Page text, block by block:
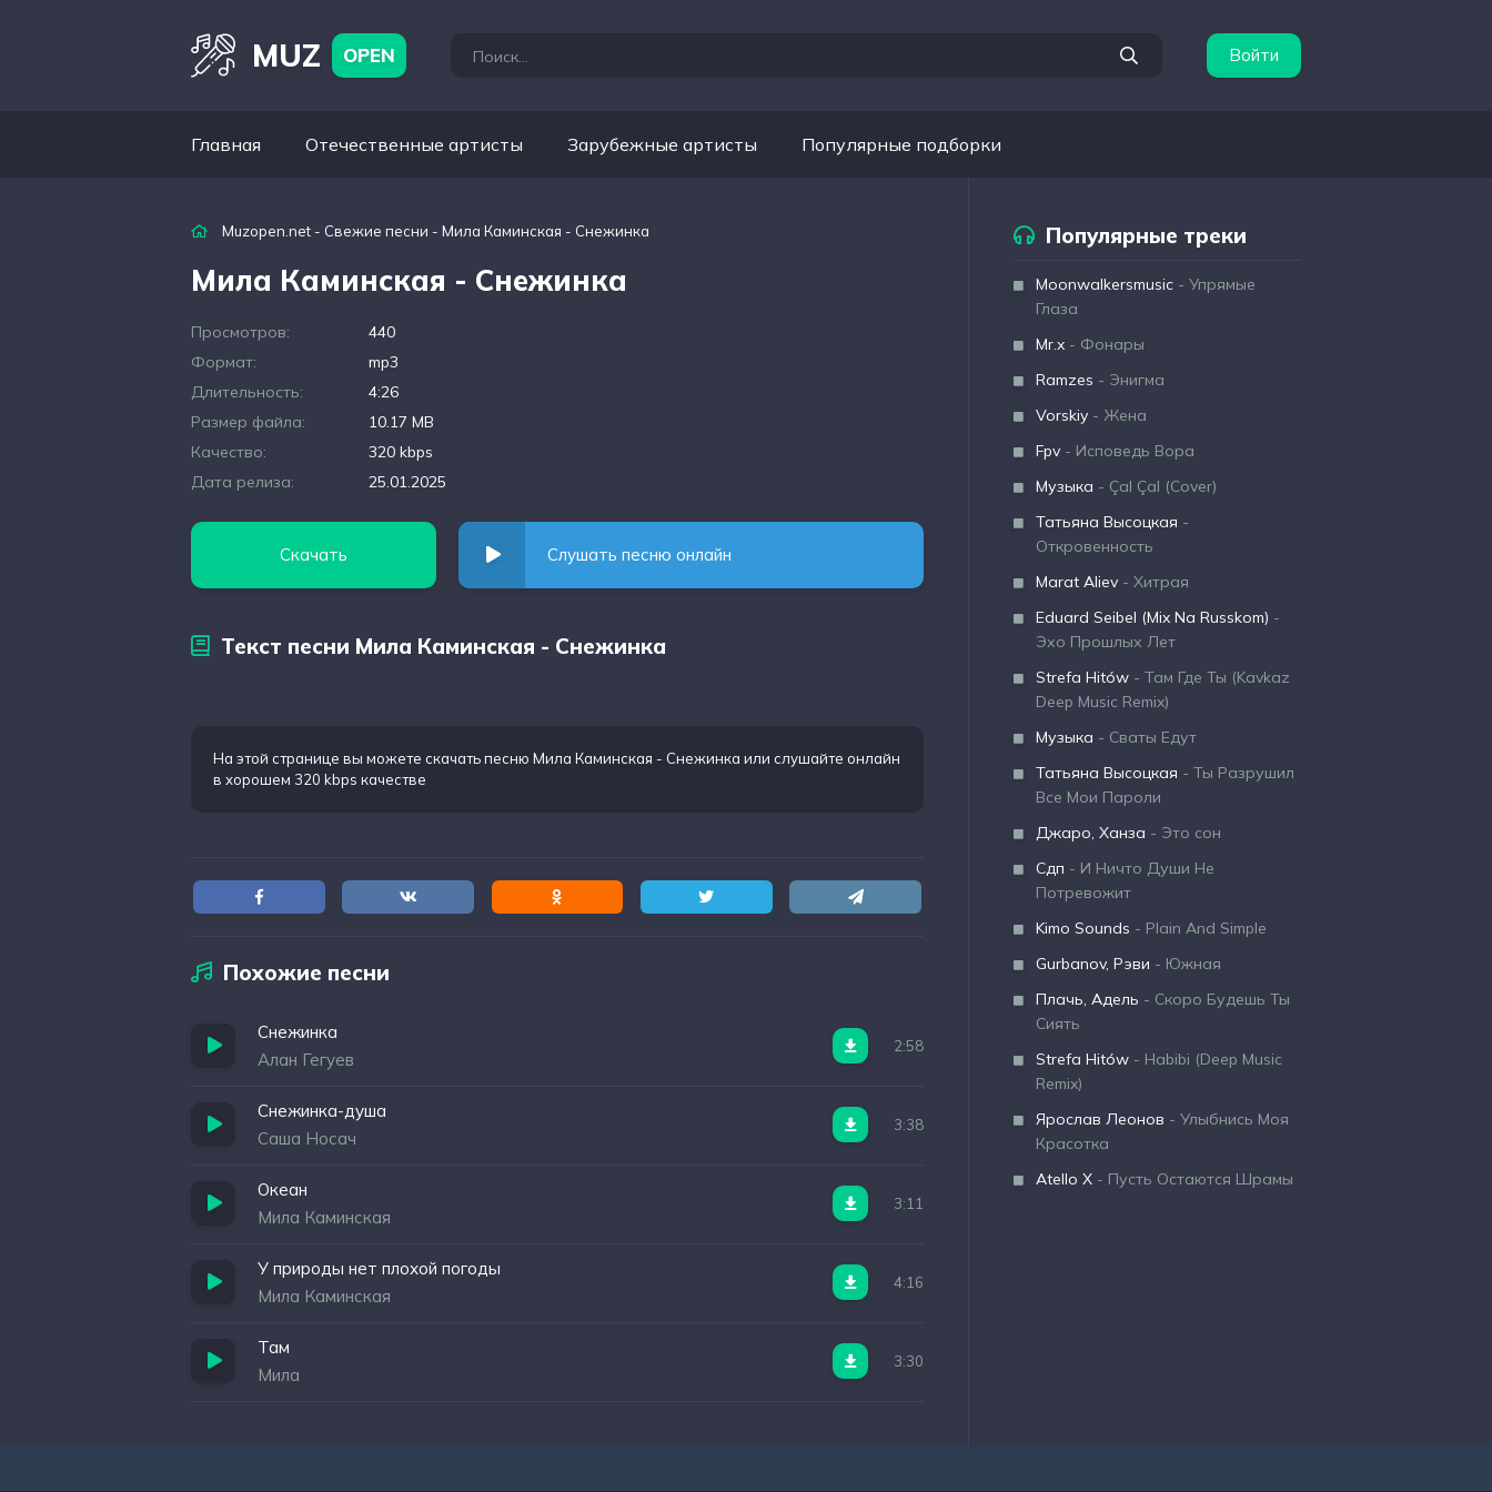
MUZ OPEN Войти
Главная Отечественные артисты Зарубежные артисты Популярные подборки
Muzopen.net - Свежие песни - Мила Каминская - Снежинка
Мила Каминская - Снежинка
Просмотров:
440
Формат:
mp3
Длительность:
4:26
Размер файла:
10.17 MB
Качество:
320 kbps
Дата релиза:
25.01.2025
Скачать Слушать песню онлайн
Текст песни Мила Каминская - Снежинка
На этой странице вы можете скачать песню Мила Каминская - Снежинка или слушайте онлайн
в хорошем 320 kbps качестве
Похожие песни
Снежинка
Алан Гегуев
2:58
Снежинка-душа
Саша Носач
3:38
Океан
Мила Каминская
3:11
У природы нет плохой погоды
Мила Каминская
4:16
Там
Мила
3:30
Популярные треки
Moonwalkersmusic - Упрямые
Глаза
Mr.x - Фонары
Ramzes - Энигма
Vorskiy - Жена
Fpv - Исповедь Вора
Музыка - Çal Çal (Cover)
Татьяна Высоцкая -
Откровенность
Marat Aliev - Хитрая
Eduard Seibel (Mix Na Russkom) -
Эхо Прошлых Лет
Strefa Hitów - Там Где Ты (Kavkaz
Deep Music Remix)
Музыка - Сваты Едут
Татьяна Высоцкая - Ты Разрушил
Все Мои Пароли
Джаро, Ханза - Это сон
Сдп - И Ничто Души Не
Потревожит
Kimo Sounds - Plain And Simple
Gurbanov, Рэви - Южная
Плачь, Адель - Скоро Будешь Ты
Сиять
Strefa Hitów - Habibi (Deep Music
Remix)
Ярослав Леонов - Улыбнись Моя
Красотка
Atello X - Пусть Остаются Шрамы